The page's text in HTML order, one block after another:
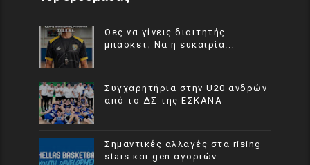
Θες να γίνεις διαιτητής
μπάσκετ; Να η ευκαιρία...
Συγχαρητήρια στην U20 ανδρών
από το ΔΣ της ΕΣΚΑΝΑ
Σημαντικές αλλαγές στα rising
stars και gen αγοριών